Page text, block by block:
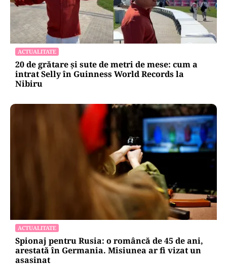
ACTUALITATE
20 de grătare și sute de metri de mese: cum a
intrat Selly în Guinness World Records la
Nibiru
ACTUALITATE
Spionaj pentru Rusia: o româncă de 45 de ani,
arestată în Germania. Misiunea ar fi vizat un
asasinat